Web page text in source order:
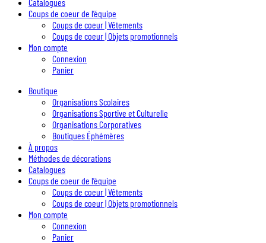
Coups de coeur de l’équipe
Coups de coeur | Vêtements
Coups de coeur | Objets promotionnels
Mon compte
Connexion
Panier
Boutique
Organisations Scolaires
Organisations Sportive et Culturelle
Organisations Corporatives
Boutiques Éphémères
À propos
Méthodes de décorations
Catalogues
Coups de coeur de l’équipe
Coups de coeur | Vêtements
Coups de coeur | Objets promotionnels
Mon compte
Connexion
Panier